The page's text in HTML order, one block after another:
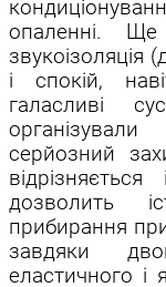
опаленні.
звукоізоляція
і спокій,
галасливі
серйозний
дозволить
прибирання
завдяки
еластичного і